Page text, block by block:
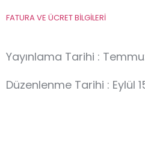
FATURA VE ÜCRET BİLGİLERİ
Yayınlama Tarihi :
Düzenlenme Tarihi : Eylül